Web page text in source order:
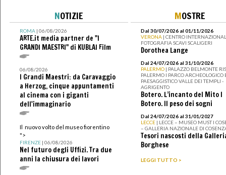
NOTIZIE
ROMA| 06/08/2026
ARTE.it media partner de "I
GRANDI MAESTRI" di KUBLAI Film
06/08/2026
I Grandi Maestri: da Caravaggio
a Herzog, cinque appuntamenti
al cinema con i giganti
dell'immaginario
Il nuovo volto del museo fiorentino
">
FIRENZE| 06/08/2026
Nel futuro degli Uffizi. Tra due
anni la chiusura dei lavori
MOSTRE
Dal 30/07/2026 al 01/11/2026
VERONA | CENTRO
FOTOGRAFIA SCAVI SCALIGERI
Dorothea Lange
Dal 24/07/2026 al 31/10/2026
PALERMO | PALAZZO BELMONTE
PALERMO I PARCO ARCHEOLOGICO
PAESAGGISTICO VALLE DEI TEMPLI -
AGRIGENTO
Botero. L’incanto del Mito I
Botero. Il peso dei sogni
Dal 24/07/2026 al 31/01/2027
LECCE | LECCE – MUSEO MUST I
– GALLERIA NAZIONALE DI
Tesori nascosti della
Borghese
LEGGI TUTTO >